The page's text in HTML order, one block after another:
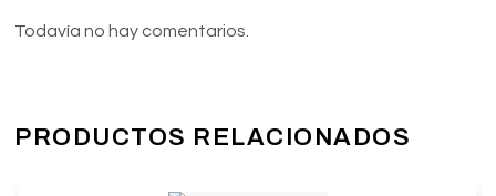
Todavía no hay comentarios.
PRODUCTOS RELACIONADOS